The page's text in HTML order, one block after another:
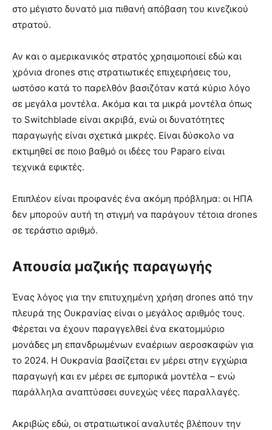
στο μέγιστο δυνατό μια πιθανή απόβαση του κινεζικού
στρατού.
Αν και ο αμερικανικός στρατός χρησιμοποιεί εδώ και
χρόνια drones στις στρατιωτικές επιχειρήσεις του,
ωστόσο κατά το παρελθόν βασιζόταν κατά κύριο λόγο
σε μεγάλα μοντέλα. Ακόμα και τα μικρά μοντέλα όπως
το Switchblade είναι ακριβά, ενώ οι δυνατότητες
παραγωγής είναι σχετικά μικρές. Είναι δύσκολο να
εκτιμηθεί σε ποιο βαθμό οι ιδέες του Paparo είναι
τεχνικά εφικτές.
Επιπλέον είναι προφανές ένα ακόμη πρόβλημα: οι ΗΠΑ
δεν μπορούν αυτή τη στιγμή να παράγουν τέτοια drones
σε τεράστιο αριθμό.
Απουσία μαζικής παραγωγής
Ένας λόγος για την επιτυχημένη χρήση drones από την
πλευρά της Ουκρανίας είναι ο μεγάλος αριθμός τους.
Φέρεται να έχουν παραγγελθεί ένα εκατομμύριο
μονάδες μη επανδρωμένων εναέριων αεροσκαφών για
το 2024. Η Ουκρανία βασίζεται εν μέρει στην εγχώρια
παραγωγή και εν μέρει σε εμπορικά μοντέλα – ενώ
παράλληλα αναπτύσσει συνεχώς νέες παραλλαγές.
Ακριβώς εδώ, οι στρατιωτικοί αναλυτές βλέπουν την